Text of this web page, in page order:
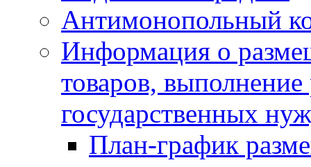
Антимонопольный
Информация о
товаров, выполнение
государственных
План-график